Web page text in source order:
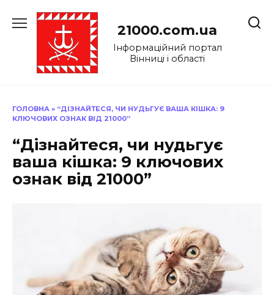
до
21000.com.ua
Інформаційний портал
Вінниці і області
ГОЛОВНА » “ДІЗНАЙТЕСЯ, ЧИ НУДЬГУЄ ВАША КІШКА: 9
КЛЮЧОВИХ ОЗНАК ВІД 21000”
“Дізнайтеся, чи нудьгує
ваша кішка: 9 ключових
ознак від 21000”